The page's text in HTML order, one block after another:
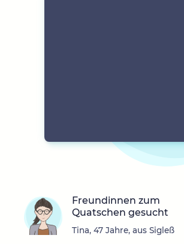
Freundinnen zum
Quatschen gesucht
Tina, 47 Jahre, aus Sigleß